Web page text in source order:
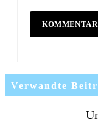
Verwandte